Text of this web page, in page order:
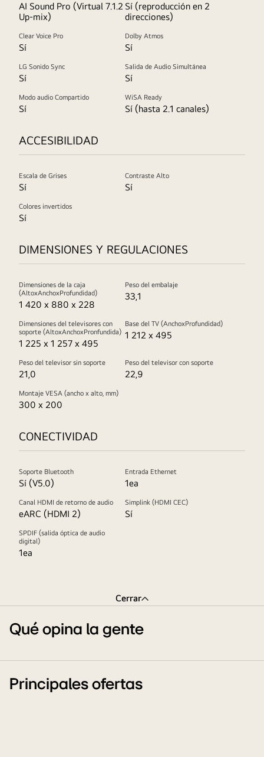
AI Sound Pro (Virtual 7.1.2
Up-mix)
Sí (reproducción en 2
direcciones)
Clear Voice Pro
Sí
Dolby Atmos
Sí
LG Sonido Sync
Sí
Salida de Audio Simultánea
Sí
Modo audio Compartido
Sí
WiSA Ready
Sí (hasta 2.1 canales)
ACCESIBILIDAD
Escala de Grises
Sí
Contraste Alto
Sí
Colores invertidos
Sí
DIMENSIONES Y REGULACIONES
Dimensiones de la caja
(AltoxAnchoxProfundidad)
1 420 x 880 x 228
Peso del embalaje
33,1
Dimensiones del televisores con
soporte (AltoxAnchoxPronfundida)
1 225 x 1 257 x 495
Base del TV (AnchoxProfundidad)
1 212 x 495
Peso del televisor sin soporte
21,0
Peso del televisor con soporte
22,9
Montaje VESA (ancho x alto, mm)
300 x 200
CONECTIVIDAD
Soporte Bluetooth
Sí (V5.0)
Entrada Ethernet
1ea
Canal HDMI de retorno de audio
eARC (HDMI 2)
Simplink (HDMI CEC)
Sí
SPDIF (salida óptica de audio
digital)
1ea
Cerrar
Qué opina la gente
Principales ofertas